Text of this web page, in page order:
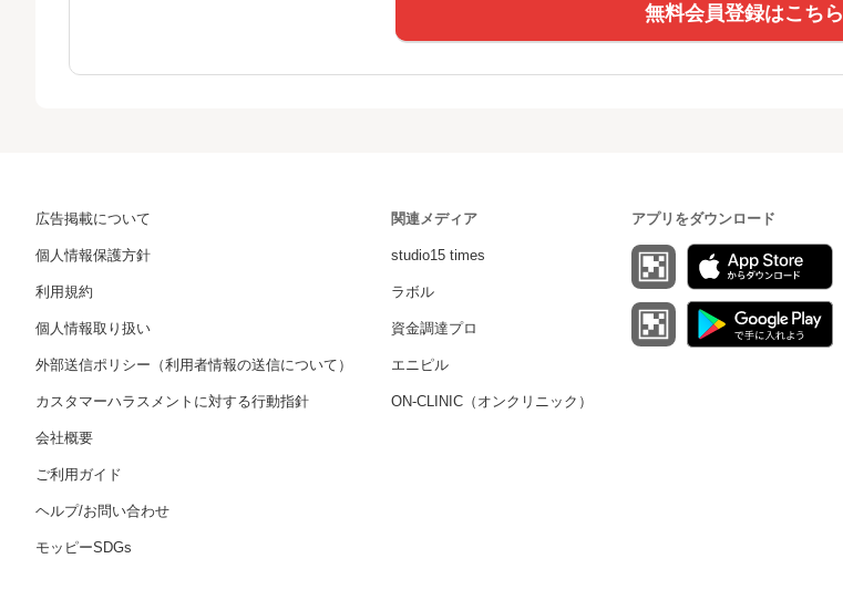
無料会員登録はこちら
広告掲載について
個人情報保護方針
利用規約
個人情報取り扱い
外部送信ポリシー（利用者情報の送信について）
カスタマーハラスメントに対する行動指針
会社概要
ご利用ガイド
ヘルプ/お問い合わせ
モッピーSDGs
関連メディア
studio15 times
ラボル
資金調達プロ
エニピル
ON-CLINIC（オンクリニック）
アプリをダウンロード